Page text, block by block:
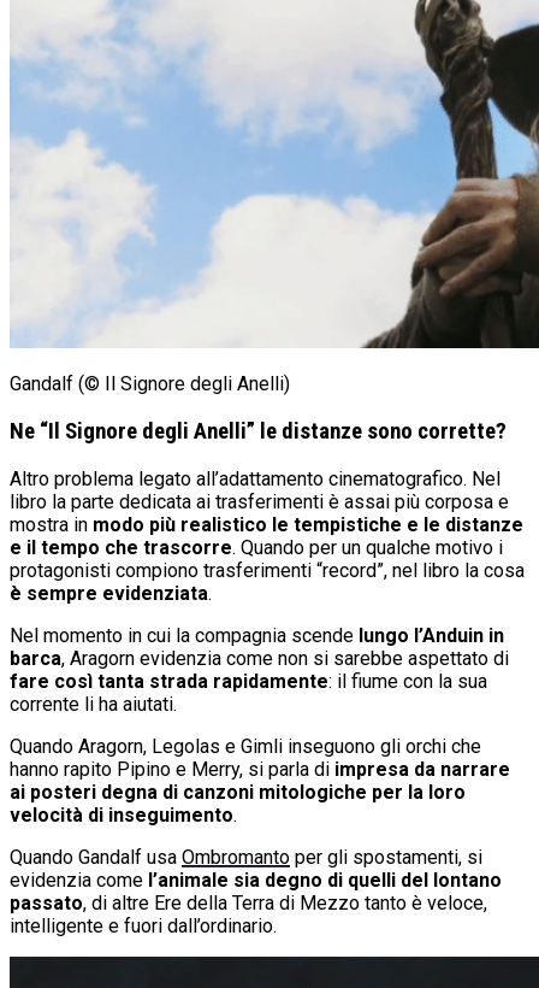
Gandalf (© Il Signore degli Anelli)
Ne “Il Signore degli Anelli” le distanze sono corrette?
Altro problema legato all’adattamento cinematografico. Nel
libro la parte dedicata ai trasferimenti è assai più corposa e
mostra in modo più realistico le tempistiche e le distanze
e il tempo che trascorre. Quando per un qualche motivo i
protagonisti compiono trasferimenti “record”, nel libro la cosa
è sempre evidenziata.
Nel momento in cui la compagnia scende lungo l’Anduin in
barca, Aragorn evidenzia come non si sarebbe aspettato di
fare così tanta strada rapidamente: il fiume con la sua
corrente li ha aiutati.
Quando Aragorn, Legolas e Gimli inseguono gli orchi che
hanno rapito Pipino e Merry, si parla di impresa da narrare
ai posteri degna di canzoni mitologiche per la loro
velocità di inseguimento.
Quando Gandalf usa Ombromanto per gli spostamenti, si
evidenzia come l’animale sia degno di quelli del lontano
passato, di altre Ere della Terra di Mezzo tanto è veloce,
intelligente e fuori dall’ordinario.